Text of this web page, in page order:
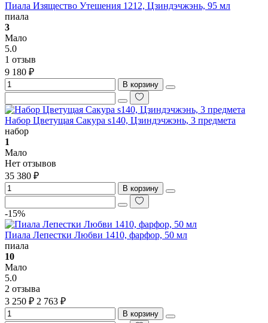
Пиала Изящество Утешения 1212, Цзиндэчжэнь, 95 мл
пиала
3
Мало
5.0
1 отзыв
9 180 ₽
В корзину
Набор Цветущая Сакура s140, Цзиндэчжэнь, 3 предмета
набор
1
Мало
Нет отзывов
35 380 ₽
В корзину
-15%
Пиала Лепестки Любви 1410, фарфор, 50 мл
пиала
10
Мало
5.0
2 отзыва
3 250 ₽ 2 763 ₽
В корзину